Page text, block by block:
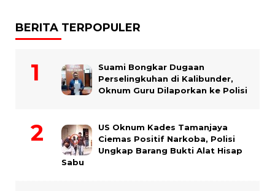
BERITA TERPOPULER
Suami Bongkar Dugaan
Perselingkuhan di Kalibunder,
Oknum Guru Dilaporkan ke Polisi
US Oknum Kades Tamanjaya
Ciemas Positif Narkoba, Polisi
Ungkap Barang Bukti Alat Hisap
Sabu